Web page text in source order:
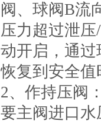
阀、球阀B流
压力超过泄
动开启，通
恢复到安全值
2、作持压阀
要主阀进口